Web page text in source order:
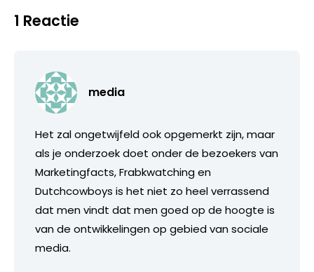
1 Reactie
media
Het zal ongetwijfeld ook opgemerkt zijn, maar
als je onderzoek doet onder de bezoekers van
Marketingfacts, Frabkwatching en
Dutchcowboys is het niet zo heel verrassend
dat men vindt dat men goed op de hoogte is
van de ontwikkelingen op gebied van sociale
media.